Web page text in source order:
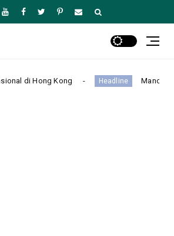
Headline Manchester City Taklukkan K-